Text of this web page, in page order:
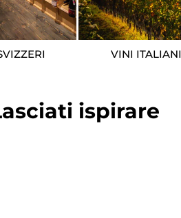
VINI ITALIANI
ispirare